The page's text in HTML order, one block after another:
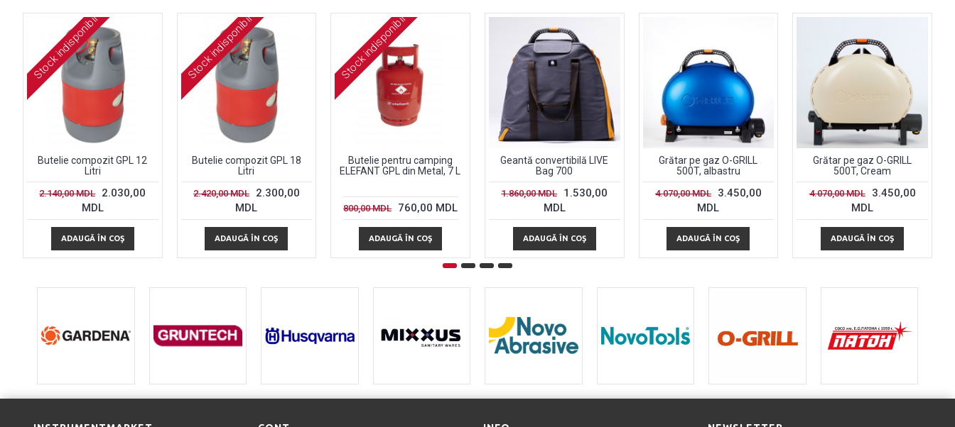
Stock indisponibil
Butelie compozit GPL 12
Litri
2.140,00 MDL
2.030,00
MDL
ADAUGĂ ÎN COŞ
Stock indisponibil
Butelie compozit GPL 18
Litri
2.420,00 MDL
2.300,00
MDL
ADAUGĂ ÎN COŞ
Stock indisponibil
Butelie pentru camping
ELEFANT GPL din Metal, 7 L
800,00 MDL 760,00 MDL
ADAUGĂ ÎN COŞ
Geantă convertibilă LIVE
Bag 700
1.860,00 MDL
1.530,00
MDL
ADAUGĂ ÎN COŞ
Grătar pe gaz O-GRILL
500T, albastru
4.070,00 MDL
3.450,00
MDL
ADAUGĂ ÎN COŞ
Grătar pe gaz O-GRILL
500T, Cream
4.070,00 MDL
3.450,00
MDL
ADAUGĂ ÎN COŞ